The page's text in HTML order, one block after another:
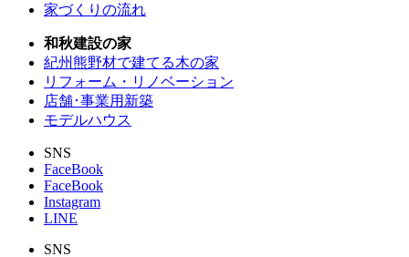
家づくりの流れ
和秋建設の家
紀州熊野材で建てる木の家
リフォーム・リノベーション
店舗･事業用新築
モデルハウス
SNS
FaceBook
FaceBook
Instagram
LINE
SNS